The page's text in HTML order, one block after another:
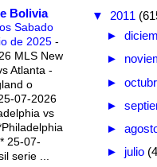
Bolivia
Sabado
de 2025 -
MLS New
Atlanta -
o
07-2026
vs
25-07-
serie ...
▼ 2011
►
►
►
►
►
► julio